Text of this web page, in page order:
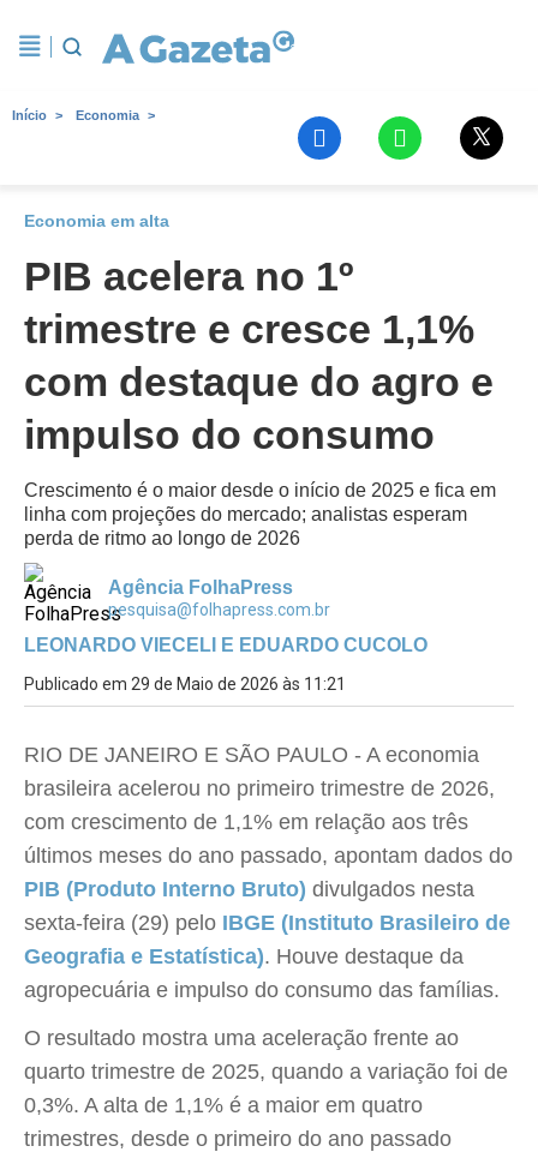
Início Economia
Economia em alta
PIB acelera no 1º
trimestre e cresce 1,1%
com destaque do agro e
impulso do consumo
Crescimento é o maior desde o início de 2025 e fica em
linha com projeções do mercado; analistas esperam
perda de ritmo ao longo de 2026
Agência FolhaPress
pesquisa@folhapress.com.br
LEONARDO VIECELI E EDUARDO CUCOLO
Publicado em 29 de Maio de 2026 às 11:21
RIO DE JANEIRO E SÃO PAULO - A economia
brasileira acelerou no primeiro trimestre de 2026,
com crescimento de 1,1% em relação aos três
últimos meses do ano passado, apontam dados do
PIB (Produto Interno Bruto) divulgados nesta
sexta-feira (29) pelo IBGE (Instituto Brasileiro de
Geografia e Estatística). Houve destaque da
agropecuária e impulso do consumo das famílias.
O resultado mostra uma aceleração frente ao
quarto trimestre de 2025, quando a variação foi de
0,3%. A alta de 1,1% é a maior em quatro
trimestres, desde o primeiro do ano passado